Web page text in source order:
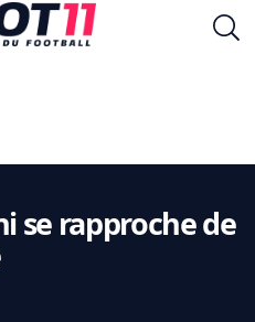
se rapproche de